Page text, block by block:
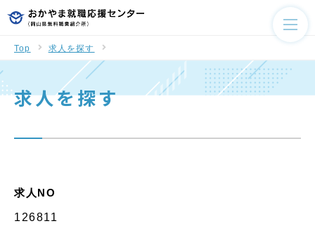
Top 求人を探す
求人を探す
求人NO
126811